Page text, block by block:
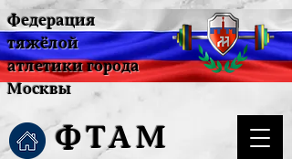
Федерация
тяжёлой
атлетики города
Москвы
ФТАМ